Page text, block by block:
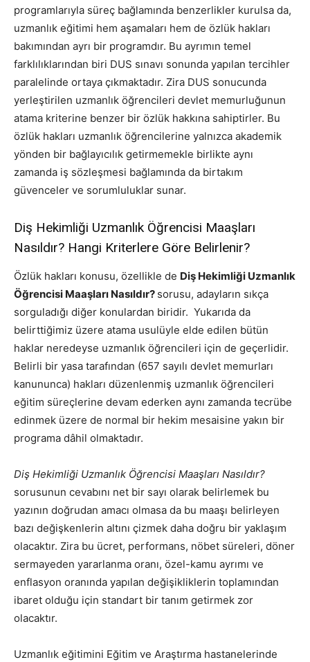
programlarıyla süreç bağlamında benzerlikler kurulsa da,
uzmanlık eğitimi hem aşamaları hem de özlük hakları
bakımından ayrı bir programdır. Bu ayrımın temel
farklılıklarından biri DUS sınavı sonunda yapılan tercihler
paralelinde ortaya çıkmaktadır. Zira DUS sonucunda
yerleştirilen uzmanlık öğrencileri devlet memurluğunun
atama kriterine benzer bir özlük hakkına sahiptirler. Bu
özlük hakları uzmanlık öğrencilerine yalnızca akademik
yönden bir bağlayıcılık getirmemekle birlikte aynı
zamanda iş sözleşmesi bağlamında da birtakım
güvenceler ve sorumluluklar sunar.
Diş Hekimliği Uzmanlık Öğrencisi Maaşları
Nasıldır? Hangi Kriterlere Göre Belirlenir?
Özlük hakları konusu, özellikle de Diş Hekimliği Uzmanlık
Öğrencisi Maaşları Nasıldır? sorusu, adayların sıkça
sorguladığı diğer konulardan biridir. Yukarıda da
belirttiğimiz üzere atama usulüyle elde edilen bütün
haklar neredeyse uzmanlık öğrencileri için de geçerlidir.
Belirli bir yasa tarafından (657 sayılı devlet memurları
kanununca) hakları düzenlenmiş uzmanlık öğrencileri
eğitim süreçlerine devam ederken aynı zamanda tecrübe
edinmek üzere de normal bir hekim mesaisine yakın bir
programa dâhil olmaktadır.
Diş Hekimliği Uzmanlık Öğrencisi Maaşları Nasıldır?
sorusunun cevabını net bir sayı olarak belirlemek bu
yazının doğrudan amacı olmasa da bu maaşı belirleyen
bazı değişkenlerin altını çizmek daha doğru bir yaklaşım
olacaktır. Zira bu ücret, performans, nöbet süreleri, döner
sermayeden yararlanma oranı, özel-kamu ayrımı ve
enflasyon oranında yapılan değişikliklerin toplamından
ibaret olduğu için standart bir tanım getirmek zor
olacaktır.
Uzmanlık eğitimini Eğitim ve Araştırma hastanelerinde